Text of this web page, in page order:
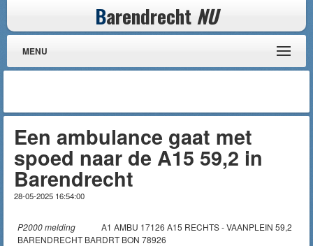
Barendrecht NU
MENU
Een ambulance gaat met
spoed naar de A15 59,2 in
Barendrecht
28-05-2025 16:54:00
P2000 melding
A1 AMBU 17126 A15 RECHTS - VAANPLEIN 59,2
BARENDRECHT BARDRT BON 78926